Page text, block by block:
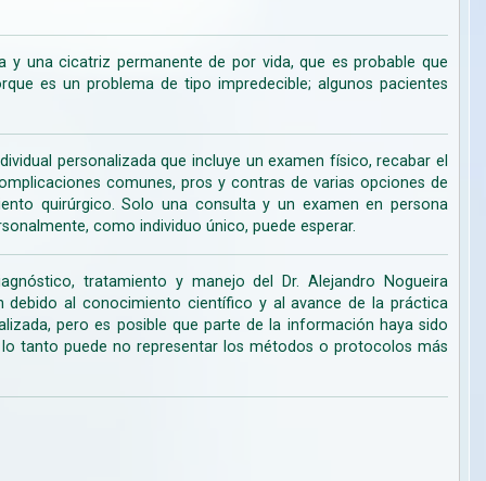
y una cicatriz permanente de por vida, que es probable que
es un problema de tipo impredecible; algunos pacientes
personalizada que incluye un examen físico, recabar el
comunes, pros y contras de varias opciones de
quirúrgico. Solo una consulta y un examen en persona
como individuo único, puede esperar.
tratamiento y manejo del Dr. Alejandro Nogueira
al conocimiento científico y al avance de la práctica
pero es posible que parte de la información haya sido
tanto puede no representar los métodos o protocolos más